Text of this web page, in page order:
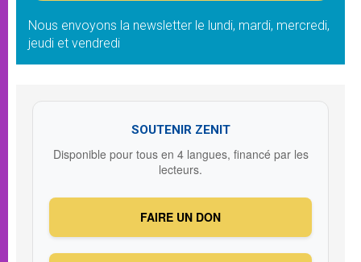
Nous envoyons la newsletter le lundi, mardi, mercredi,
jeudi et vendredi
SOUTENIR ZENIT
Disponible pour tous en 4 langues, financé par les
lecteurs.
FAIRE UN DON